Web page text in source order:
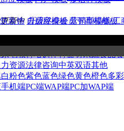
装饰 自适应模板 营销型模板 工
新中 升级终身会员下高端模板
力资源法律咨询中英双语其他
粉色紫色蓝色绿色黄色橙色多彩
机端PC端WAP端PC加WAP端